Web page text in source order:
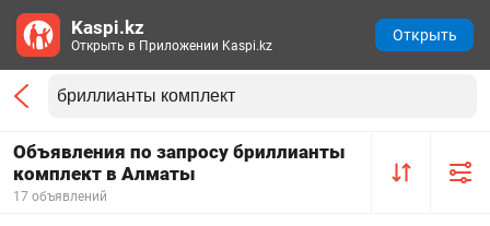
Объявления по запросу бриллианты
комплект в Алматы
17 объявлений
Kaspi.kz
Открыть в Приложении Kaspi.kz
Открыть